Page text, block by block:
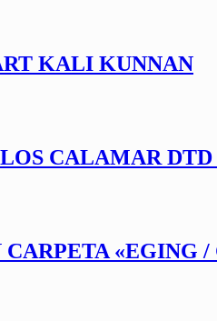
KALI KUNNAN
CALAMAR
«EGING